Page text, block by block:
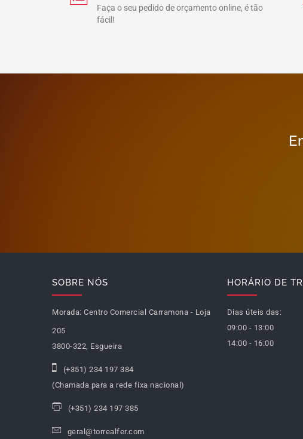
Faça o seu pedido de orçamento online, é tão
fácil!
SOBRE NÓS
Morada: Centro Comercial Carramona - Loja
205
3800-322, Esgueira
(+351) 234 197 384
(Chamada para a rede fixa nacional)
(+351) 234 197 385
geral@torrealfer.com
HORÁRIO DE
Dias úteis das:
09:00 - 13:00
14:00 - 16:00